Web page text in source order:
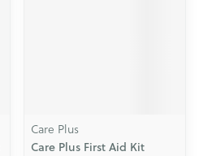
Care Plus
Care Plus First Aid Kit